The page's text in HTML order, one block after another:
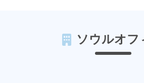
ソウルオフ